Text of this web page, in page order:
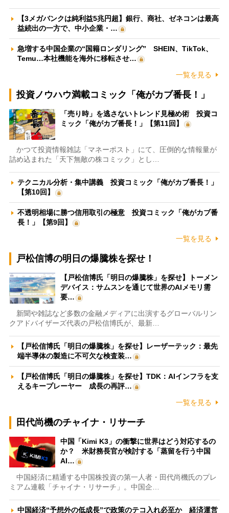
【3メガバンクは純利益5兆円超】銀行、商社、ゼネコンは最高
益続出の一方で、中小企業・…
急増する中国企業の“国籍ロンダリング” SHEIN、TikTok、
Temu…本社機能を海外に移転させ…
一覧を見る
投資ノウハウ満載コミック「俺がカブ番長！」
「売り時」を逃さないトレンド見極め術 投資コ
ミック「俺がカブ番長！」【第11回】
かつて投資情報雑誌「マネーポスト」にて、圧倒的な情報量が
詰め込まれた「天下無敵の株コミック」とし…
テクニカル分析・集中講義 投資コミック「俺がカブ番長！」
【第10回】
不透明相場に勝つ信用取引の極意 投資コミック「俺がカブ番
長！」【第9回】
一覧を見る
戸松信博の明日の爆騰株を探せ！
【戸松信博氏「明日の爆騰株」を探せ】トーメン
デバイス：サムスンを通じて世界のAIメモリ需
要…
新聞や雑誌など多数の金融メディアに出演するグローバルリン
クアドバイザーズ代表の戸松信博氏が、最新…
【戸松信博氏「明日の爆騰株」を探せ】レーザーテック：最先
端半導体の製造に不可欠な検査装…
【戸松信博氏「明日の爆騰株」を探せ】TDK：AIインフラを支
えるキープレーヤー 成長の再評…
一覧を見る
田代尚機のチャイナ・リサーチ
中国「Kimi K3」の衝撃に世界はどう対応するの
か？ 米財務長官が検討する「蒸留を行う中国
AI…
中国経済に精通する中国株投資の第一人者・田代尚機氏のプレ
ミアム連載「チャイナ・リサーチ」。中国企…
中国経済“予想外の低成長”で政策のテコ入れ必至か 経済運営